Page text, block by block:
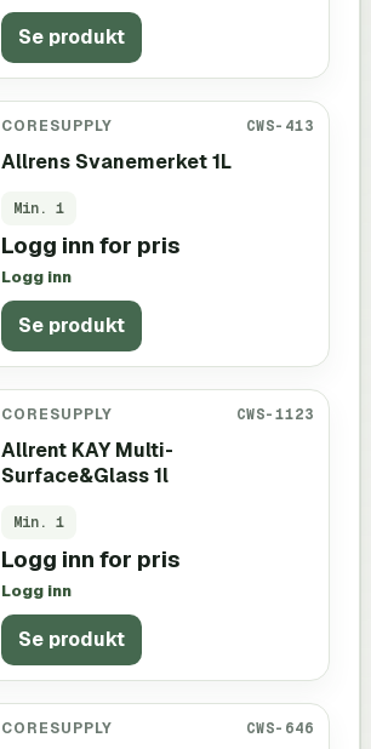
Se produkt
CORESUPPLY CWS-413
Allrens Svanemerket 1L
Min. 1
Logg inn for pris
Logg inn
Se produkt
CORESUPPLY CWS-1123
Allrent KAY Multi-
Surface&Glass 1l
Min. 1
Logg inn for pris
Logg inn
Se produkt
CORESUPPLY CWS-646